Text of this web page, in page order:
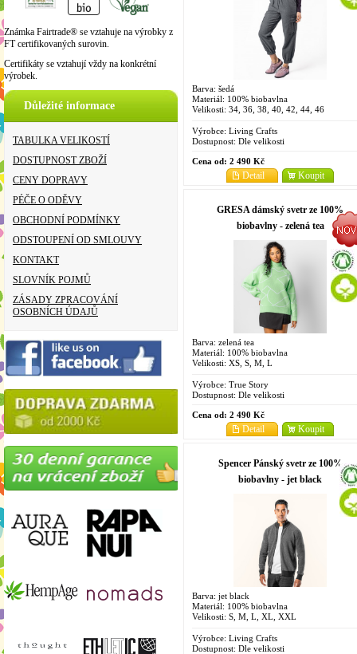
Známka Fairtrade® se vztahuje na výrobky z
FT certifikovaných surovin.
Certifikáty se vztahují vždy na konkrétní
výrobek.
Důležité informace
TABULKA VELIKOSTÍ
DOSTUPNOST ZBOŽÍ
CENY DOPRAVY
PÉČE O ODĚVY
OBCHODNÍ PODMÍNKY
ODSTOUPENÍ OD SMLOUVY
KONTAKT
SLOVNÍK POJMŮ
ZÁSADY ZPRACOVÁNÍ
OSOBNÍCH ÚDAJŮ
Barva: šedá
Materiál: 100% biobavlna
Velikosti: 34, 36, 38, 40, 42, 44, 46
Výrobce: Living Crafts
Dostupnost: Dle velikosti
Cena od: 2 490 Kč
Koupit
Detail
GRESA dámský svetr ze 100%
biobavlny - zelená tea
Barva: zelená tea
Materiál: 100% biobavlna
Velikosti: XS, S, M, L
Výrobce: True Story
Dostupnost: Dle velikosti
Cena od: 2 490 Kč
Koupit
Detail
Spencer Pánský svetr ze 100%
biobavlny - jet black
Barva: jet black
Materiál: 100% biobavlna
Velikosti: S, M, L, XL, XXL
Výrobce: Living Crafts
Dostupnost: Dle velikosti